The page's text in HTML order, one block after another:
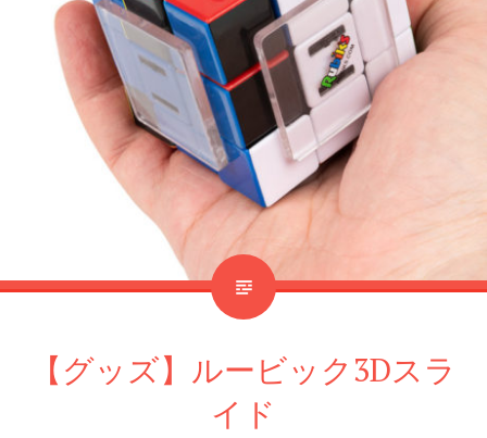
【グッズ】ルービック3Dスラ
イド